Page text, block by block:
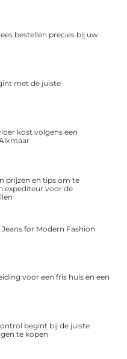
bestellen precies bij uw
met de juiste
kost volgens een
prijzen en tips om te
expediteur voor de
for Modern Fashion
voor een fris huis en een
begint bij de juiste
te kopen